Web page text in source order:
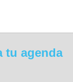
tu agenda